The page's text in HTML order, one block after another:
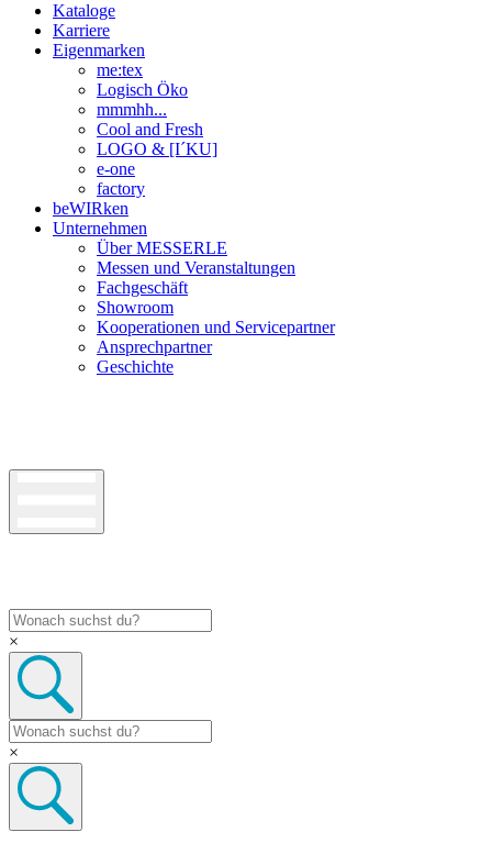
Kataloge
Karriere
Eigenmarken
me:tex
Logisch Öko
mmmhh...
Cool and Fresh
LOGO & [I´KU]
e-one
factory
beWIRken
Unternehmen
Über MESSERLE
Messen und Veranstaltungen
Fachgeschäft
Showroom
Kooperationen und Servicepartner
Ansprechpartner
Geschichte
×
×